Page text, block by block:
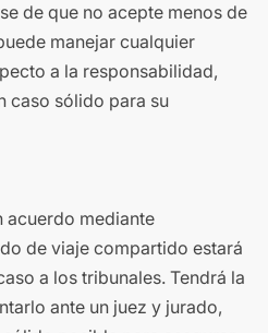
de que no acepte menos de
manejar cualquier
a la responsabilidad,
caso sólido para su
acuerdo mediante
de viaje compartido estará
a los tribunales. Tendrá la
ante un juez y jurado,